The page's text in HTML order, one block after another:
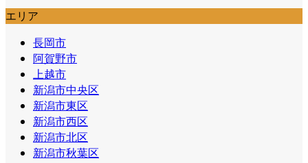
エリア
長岡市
阿賀野市
上越市
新潟市中央区
新潟市東区
新潟市西区
新潟市北区
新潟市秋葉区